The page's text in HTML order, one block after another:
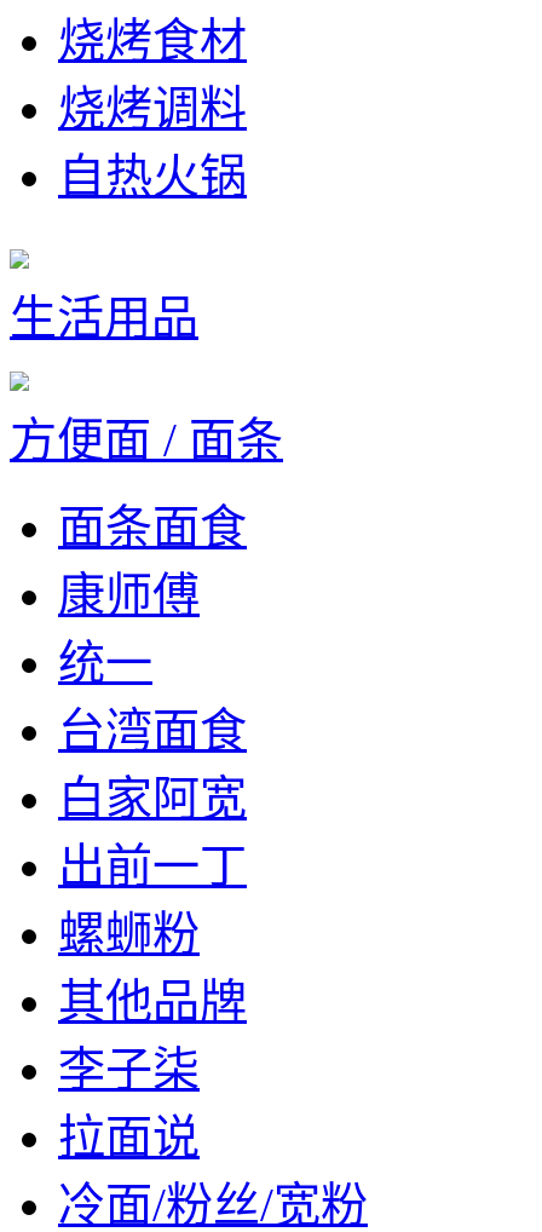
烧烤食材
烧烤调料
自热火锅
生活用品
方便面 / 面条
面条面食
康师傅
统一
台湾面食
白家阿宽
出前一丁
螺蛳粉
其他品牌
李子柒
拉面说
冷面/粉丝/宽粉